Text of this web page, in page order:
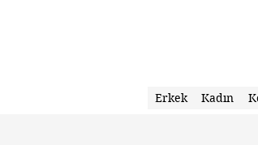
Erkek Kadın